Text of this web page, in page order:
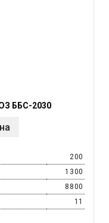
ББС-2030
200
1300
8800
11